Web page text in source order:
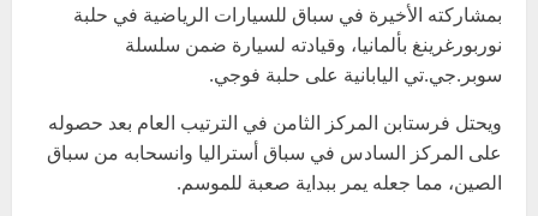
بمشاركته الأخيرة في سباق للسيارات الرياضية في حلبة
نوربورغرينغ بألمانيا، وقيادته لسيارة ضمن سلسلة
سوبر.جي.تي اليابانية على حلبة فوجي.
ويحتل فرستابن المركز الثامن في الترتيب العام بعد حصوله
على المركز السادس في سباق أستراليا وانسحابه من سباق
الصين، مما جعله يمر ببداية صعبة للموسم.